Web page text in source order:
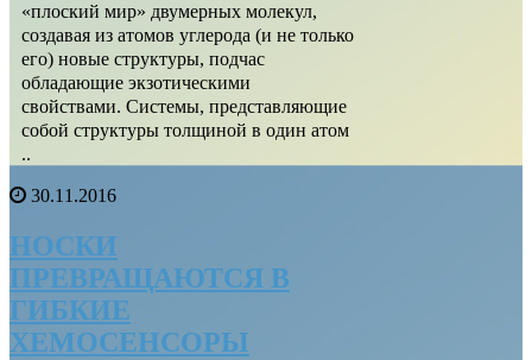
«плоский мир» двумерных молекул,
создавая из атомов углерода (и не только
его) новые структуры, подчас
обладающие экзотическими
свойствами. Системы, представляющие
собой структуры толщиной в один атом
..
30.11.2016
НОСКИ
ПРЕВРАЩАЮТСЯ В
ГИБКИЕ
ХЕМОСЕНСОРЫ